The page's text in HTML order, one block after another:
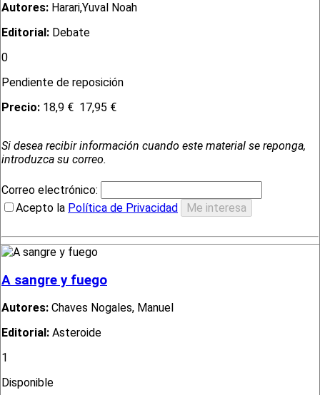
Autores: Harari,Yuval Noah
Editorial: Debate
0
Pendiente de reposición
Precio: 18,9 € 17,95 €
Si desea recibir información cuando este material se reponga,
introduzca su correo.
Correo electrónico:
Acepto la Política de Privacidad
A sangre y fuego
Autores: Chaves Nogales, Manuel
Editorial: Asteroide
1
Disponible